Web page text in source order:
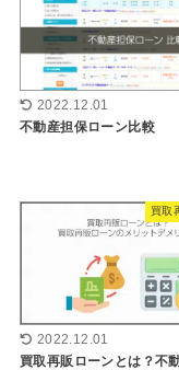
2022.12.01
不動産担保ローン比較
買取
2022.12.01
買取再販ローンとは？不